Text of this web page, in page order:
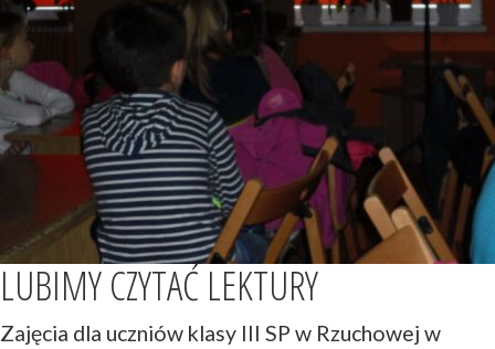
LUBIMY CZYTAĆ LEKTURY
Zajęcia dla uczniów klasy III SP w Rzuchowej w